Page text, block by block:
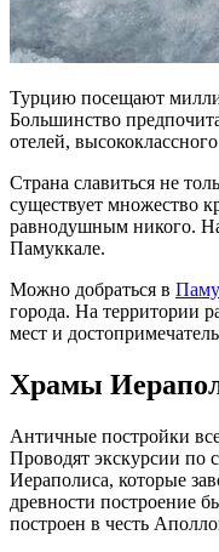
Турцию посещают
Большинство
отелей,
Страна славиться не
существует множество
равнодушным никого.
Памуккале.
Можно добраться в
города. На территории
мест и
Храмы
Античные постройки
Проводят экскурсии по
Иераполиса, которые
древности построение
построен в честь